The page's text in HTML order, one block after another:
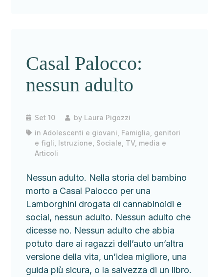
Casal Palocco:
nessun adulto
Set 10 by Laura Pigozzi
inAdolescenti e giovani Famiglia, genitori
e figli Istruzione Sociale TV, media e
Articoli
Nessun adulto. Nella storia del bambino
morto a Casal Palocco per una
Lamborghini drogata di cannabinoidi e
social, nessun adulto. Nessun adulto che
dicesse no. Nessun adulto che abbia
potuto dare ai ragazzi dell’auto un’altra
versione della vita, un’idea migliore, una
guida più sicura, o la salvezza di un libro.